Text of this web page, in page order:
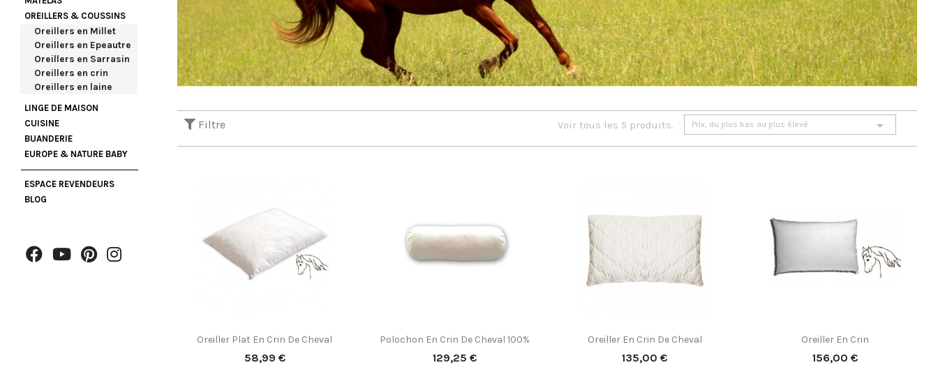
OREILLERS & COUSSINS
Oreillers en Millet
Oreillers en Epeautre
Oreillers en Sarrasin
Oreillers en crin
Oreillers en laine
LINGE DE MAISON
CUISINE
BUANDERIE
EUROPE & NATURE BABY
ESPACE REVENDEURS
BLOG
Filtre Voir tous les 5 produits. Prix, du plus bas au plus élevé 
Oreiller Plat En Crin De Cheval
Prix
58,99 €
Polochon En Crin De Cheval 100%
Prix
129,25 €
Oreiller En Crin De Cheval
Prix
135,00 €
Oreiller En Crin
Prix
156,00 €